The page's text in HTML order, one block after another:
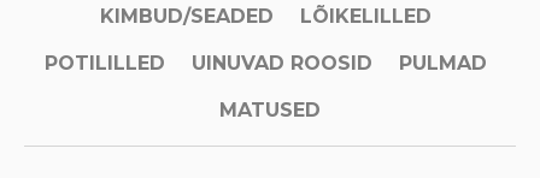
KIMBUD/SEADED LÕIKELILLED
POTILILLED UINUVAD ROOSID PULMAD
MATUSED